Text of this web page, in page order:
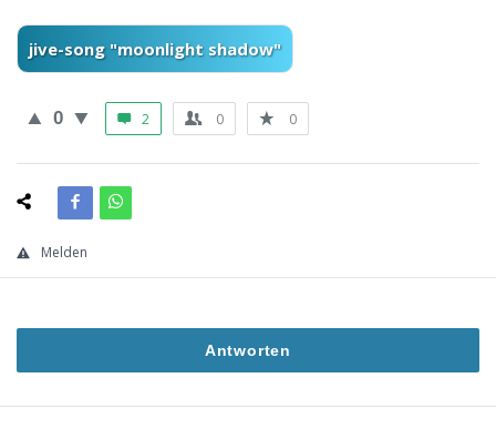
jive-song "moonlight shadow"
0 2 0 0
Melden
Antworten